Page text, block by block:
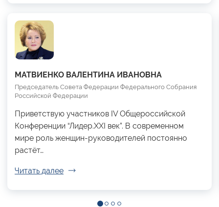
МАТВИЕНКО ВАЛЕНТИНА ИВАНОВНА
Председатель Совета Федерации Федерального Собрания
Российской Федерации
Приветствую участников IV Общероссийской
Конференции “Лидер.XXI век”. В современном
мире роль женщин-руководителей постоянно
растёт…
Читать далее